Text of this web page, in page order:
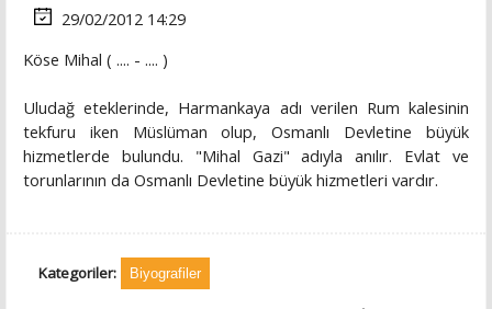
29/02/2012 14:29
Köse Mihal ( .... - .... )
Uludağ eteklerinde, Harmankaya adı verilen Rum kalesinin
tekfuru iken Müslüman olup, Osmanlı Devletine büyük
hizmetlerde bulundu. "Mihal Gazi" adıyla anılır. Evlat ve
torunlarının da Osmanlı Devletine büyük hizmetleri vardır.
Kategoriler: Biyografiler